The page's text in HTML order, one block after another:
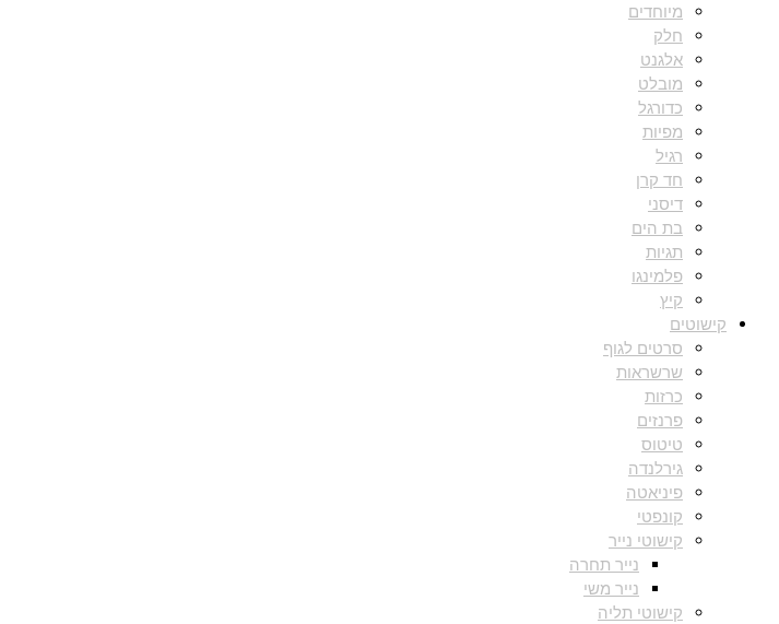
מיוחדים
חלק
אלגנט
מובלט
כדורגל
מפיות
רגיל
חד קרן
דיסני
בת הים
תגיות
פלמינגו
קיץ
קישוטים
סרטים לגוף
שרשראות
כרזות
פרנזים
טיטוס
גירלנדה
פיניאטה
קונפטי
קישוטי נייר
נייר תחרה
נייר משי
קישוטי תליה